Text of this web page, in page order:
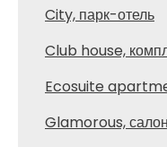
City, парк-отель
Club house,
Ecosuite
Glamorous,